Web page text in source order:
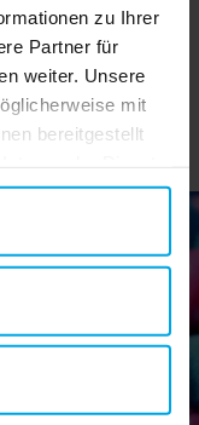
zu Ihrer
Partner für
weiter. Unsere
mit
bereitgestellt
Sie jederzeit.
DEN KORB
und erhalten Sie